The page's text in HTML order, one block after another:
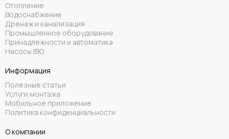
Отопление
Водоснабжение
Дренаж и канализация
Промышленное оборудование
Принадлежности и автоматика
Насосы IBO
Информация
Полезные статьи
Услуги монтажа
Мобильное приложение
Политика конфиденциальности
О компании